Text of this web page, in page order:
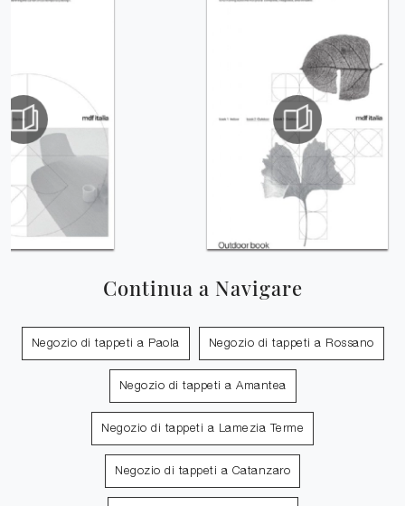
Continua a Navigare
Negozio di tappeti a Paola Negozio di tappeti a Rossano
Negozio di tappeti a Amantea
Negozio di tappeti a Lamezia Terme
Negozio di tappeti a Catanzaro